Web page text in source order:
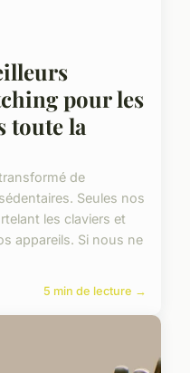
pour les
toute la
de
Seules nos
les claviers et
appareils. Si nous ne
5 min de lecture →